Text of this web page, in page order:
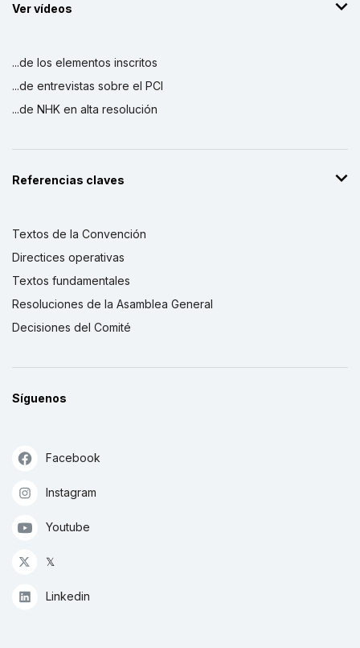
Ver vídeos
...de los elementos inscritos
...de entrevistas sobre el PCI
...de NHK en alta resolución
Referencias claves
Textos de la Convención
Directices operativas
Textos fundamentales
Resoluciones de la Asamblea General
Decisiones del Comité
Síguenos
Facebook
Instagram
Youtube
𝕏
Linkedin